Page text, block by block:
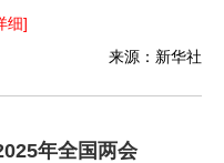
细]
来源：新华社
年全国两会